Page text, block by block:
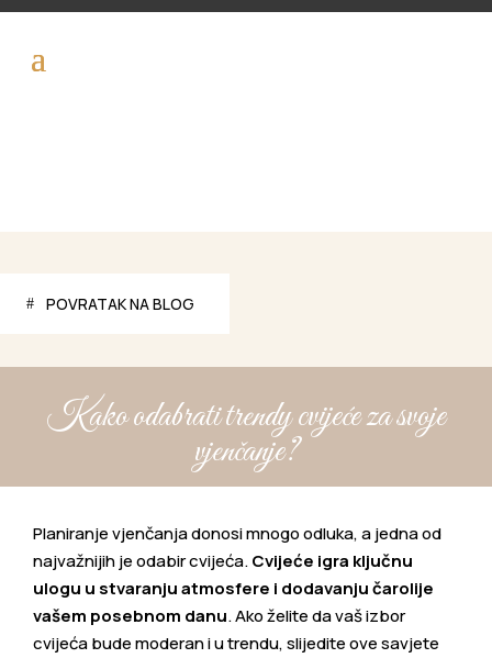
POVRATAK NA BLOG
Kako odabrati trendy cvijeće za svoje
vjenčanje?
Planiranje vjenčanja donosi mnogo odluka, a jedna od
najvažnijih je odabir cvijeća.Cvijeće igra ključnu
ulogu u stvaranju atmosfere i dodavanju čarolije
vašem posebnom danu. Ako želite da vaš izbor
cvijeća bude moderan i u trendu, slijedite ove savjete